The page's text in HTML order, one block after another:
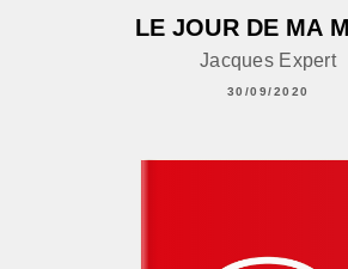
LE JOUR DE MA
Jacques Expert
30/09/2020